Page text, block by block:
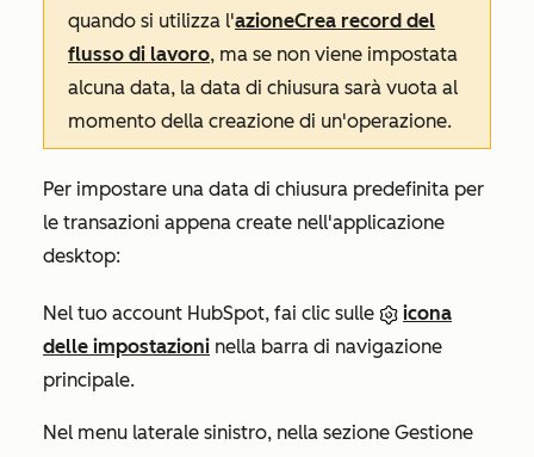
quando si utilizza l'azioneCrea record del
flusso di lavoro, ma se non viene impostata
alcuna data, la data di chiusura sarà vuota al
momento della creazione di un'operazione.
Per impostare una data di chiusura predefinita per
le transazioni appena create nell'applicazione
desktop:
Nel tuo account HubSpot, fai clic sulle
icona
delle impostazioni nella barra di navigazione
principale.
Nel menu laterale sinistro, nella sezione Gestione